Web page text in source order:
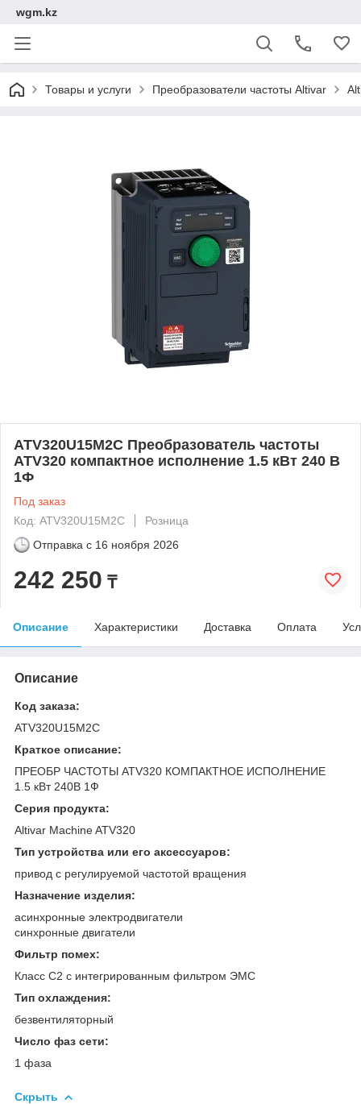
wgm.kz
Товары и услуги Преобразователи частоты Altivar
ATV320U15M2C Преобразователь частоты
ATV320 компактное исполнение 1.5 кВт 240 В
1Ф
Под заказ
Код: ATV320U15M2C
Розница
Отправка с 16 ноября 2026
242 250 ₸
Описание Характеристики Доставка Оплата
Описание
Код заказа:
ATV320U15M2C
Краткое описание:
ПРЕОБР ЧАСТОТЫ ATV320 КОМПАКТНОЕ ИСПОЛНЕНИЕ
1.5 кВт 240В 1Ф
Серия продукта:
Altivar Machine ATV320
Тип устройства или его аксессуаров:
привод с регулируемой частотой вращения
Назначение изделия:
асинхронные электродвигатели
синхронные двигатели
Фильтр помех:
Класс C2 с интегрированным фильтром ЭМС
Тип охлаждения:
безвентиляторный
Число фаз сети:
1 фаза
Скрыть